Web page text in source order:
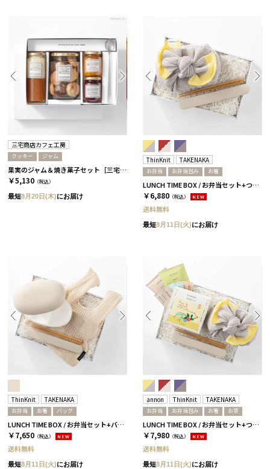
三宅商店カフェ工房
クッキー ジャム
果実のジャム＆焼き菓子セット［三宅商店カフェ工房］
￥5,130 （税込）
最短8月20日(木)にお届け
ThinKnit TAKENAKA
お弁当 お弁当包み お箸
LUNCH TIME BOX / お弁当セット+つつみ / イエロー
￥6,880 （税込） NEW
送料無料
最短8月11日(火)にお届け
ThinKnit TAKENAKA
お弁当 お箸 バッグ
LUNCH TIME BOX / お弁当セット+バッグ / アイボリー
￥7,650 （税込） NEW
送料無料
最短8月11日(火)にお届け
annon ThinKnit TAKENAKA
お弁当 お弁当包み お箸 お茶
LUNCH TIME BOX / お弁当セット+つつみ+お茶アソート / イエロー
￥7,980 （税込） NEW
送料無料
最短8月11日(火)にお届け